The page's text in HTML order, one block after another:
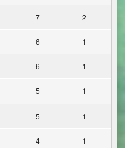
7 2
6 1
6 1
5 1
5 1
4 1